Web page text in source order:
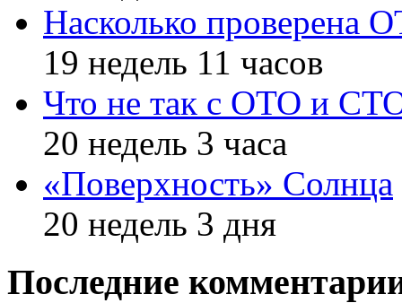
Насколько проверена
19 недель 11 часов
Что не так с ОТО и
20 недель 3 часа
«Поверхность» Солнца
20 недель 3 дня
Последние